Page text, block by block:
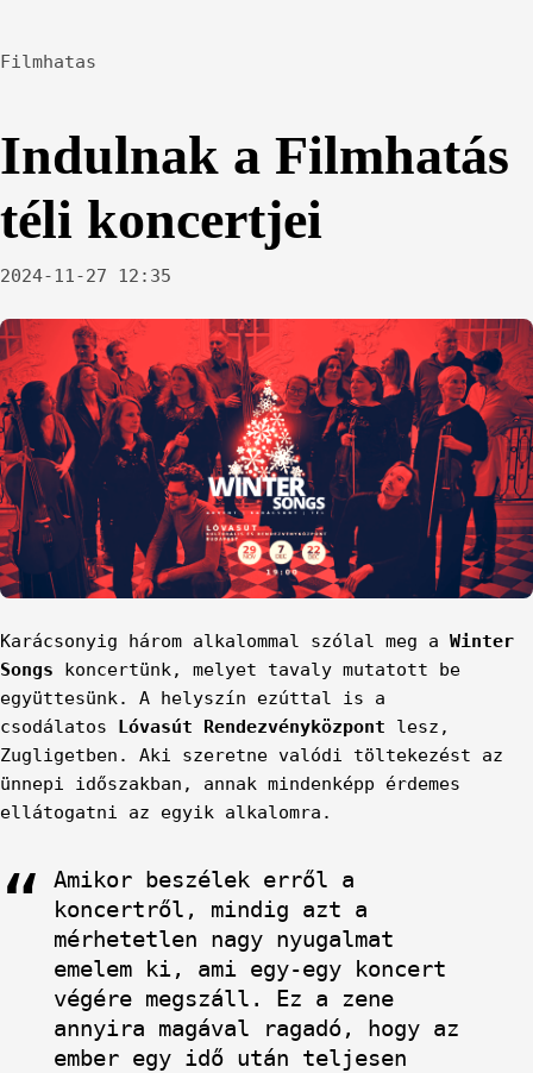
Filmhatas
Indulnak a Filmhatás
téli koncertjei
2024-11-27 12:35
Karácsonyig három alkalommal szólal meg a Winter
Songs koncertünk, melyet tavaly mutatott be
együttesünk. A helyszín ezúttal is a
csodálatos Lóvasút Rendezvényközpont lesz,
Zugligetben. Aki szeretne valódi töltekezést az
ünnepi időszakban, annak mindenképp érdemes
ellátogatni az egyik alkalomra.
Amikor beszélek erről a
koncertről, mindig azt a
mérhetetlen nagy nyugalmat
emelem ki, ami egy-egy koncert
végére megszáll. Ez a zene
annyira magával ragadó, hogy az
ember egy idő után teljesen